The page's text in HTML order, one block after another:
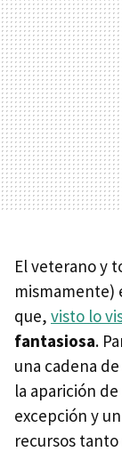
El veterano y
mismamente)
que, visto lo
fantasiosa.
una cadena
la aparición
excepción y
recursos